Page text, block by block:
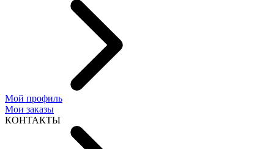
Мой профиль
Мои заказы
КОНТАКТЫ